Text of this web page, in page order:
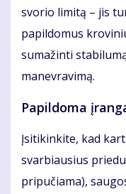
svorio limitą – jis
papildomus
sumažinti
manevravimą.
Papildoma
Įsitikinkite, kad
svarbiausius
pripučiama),